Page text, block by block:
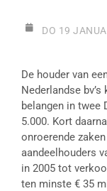
DO 19
De houder van
Nederlandse
belangen in twee
5.000. Kort
onroerende
aandeelhouders
in 2005 tot
ten minste € 35